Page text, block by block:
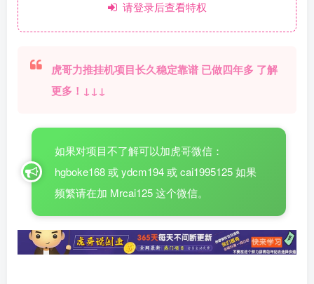
请登录后查看特权
虎哥力推挂机项目长久稳定靠谱 已做四年多 了解
更多！↓↓↓
如果对项目不了解可以加虎哥微信：
hgboke168 或 ydcm194 或 cai1995125 如果
频繁请在加 Mrcai125 这个微信。